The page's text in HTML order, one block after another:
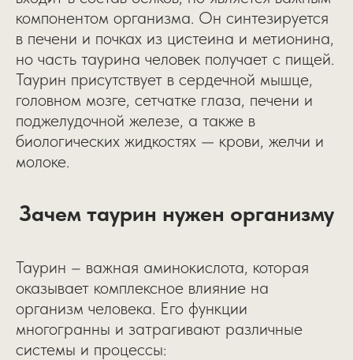
компонентом организма. Он синтезируется
в печени и почках из цистеина и метионина,
но часть таурина человек получает с пищей.
Таурин присутствует в сердечной мышце,
головном мозге, сетчатке глаза, печени и
поджелудочной железе, а также в
биологических жидкостях — крови, желчи и
молоке.
Зачем таурин нужен организму
Таурин – важная аминокислота, которая
оказывает комплексное влияние на
организм человека. Его функции
многогранны и затрагивают различные
системы и процессы: